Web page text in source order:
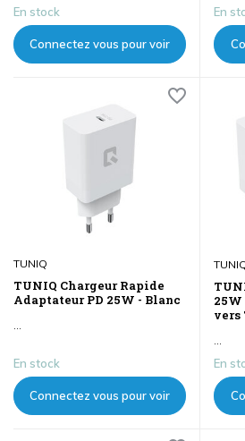
En stock
Connectez vous pour voir
En
TUNIQ
TUNIQ Chargeur Rapide
Adaptateur PD 25W - Blanc
En stock
Connectez vous pour voir
vers
En